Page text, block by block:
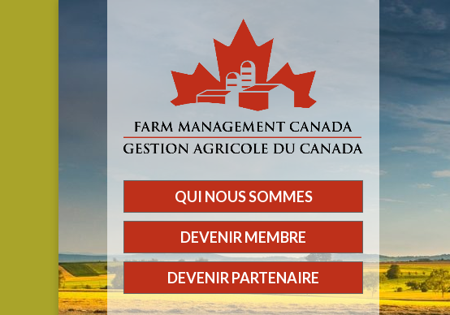
QUI NOUS SOMMES
DEVENIR MEMBRE
DEVENIR PARTENAIRE